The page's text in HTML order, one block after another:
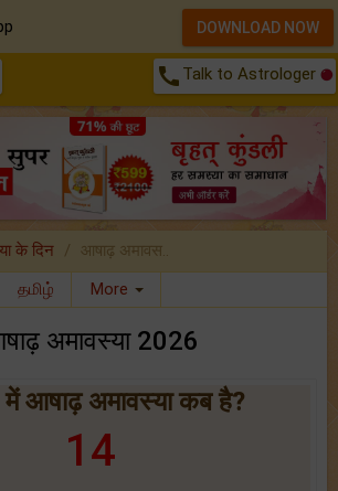
call Talk to Astrologer
के दिन
आषाढ़ अमावस..
தமிழ் More
अमावस्या 2026
आषाढ़ अमावस्या कब है?
14
DOWNLOAD NOW